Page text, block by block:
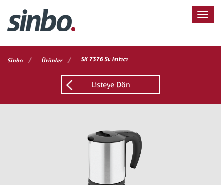
Sinbo / Ürünler / SK 7376 Su Isıtıcı
Listeye Dön